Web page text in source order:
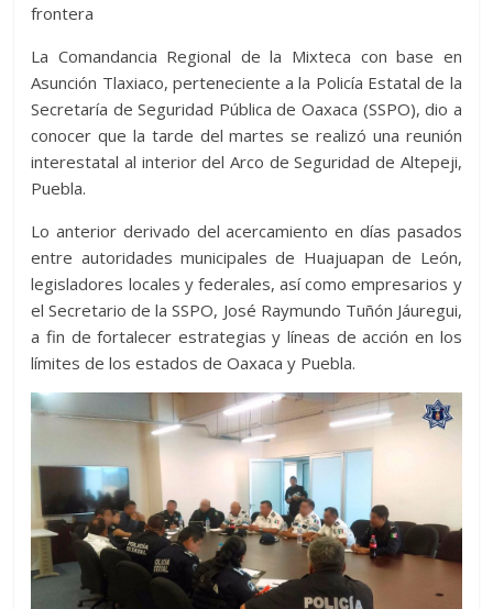
frontera
La Comandancia Regional de la Mixteca con base en
Asunción Tlaxiaco, perteneciente a la Policía Estatal de la
Secretaría de Seguridad Pública de Oaxaca (SSPO), dio a
conocer que la tarde del martes se realizó una reunión
interestatal al interior del Arco de Seguridad de Altepeji,
Puebla.
Lo anterior derivado del acercamiento en días pasados
entre autoridades municipales de Huajuapan de León,
legisladores locales y federales, así como empresarios y
el Secretario de la SSPO, José Raymundo Tuñón Jáuregui,
a fin de fortalecer estrategias y líneas de acción en los
límites de los estados de Oaxaca y Puebla.